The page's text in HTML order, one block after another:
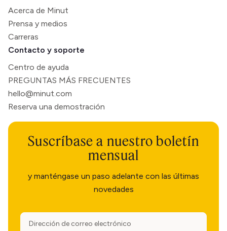
Acerca de Minut
Prensa y medios
Carreras
Contacto y soporte
Centro de ayuda
PREGUNTAS MÁS FRECUENTES
hello@minut.com
Reserva una demostración
Suscríbase a nuestro boletín
mensual
y manténgase un paso adelante con las últimas
novedades